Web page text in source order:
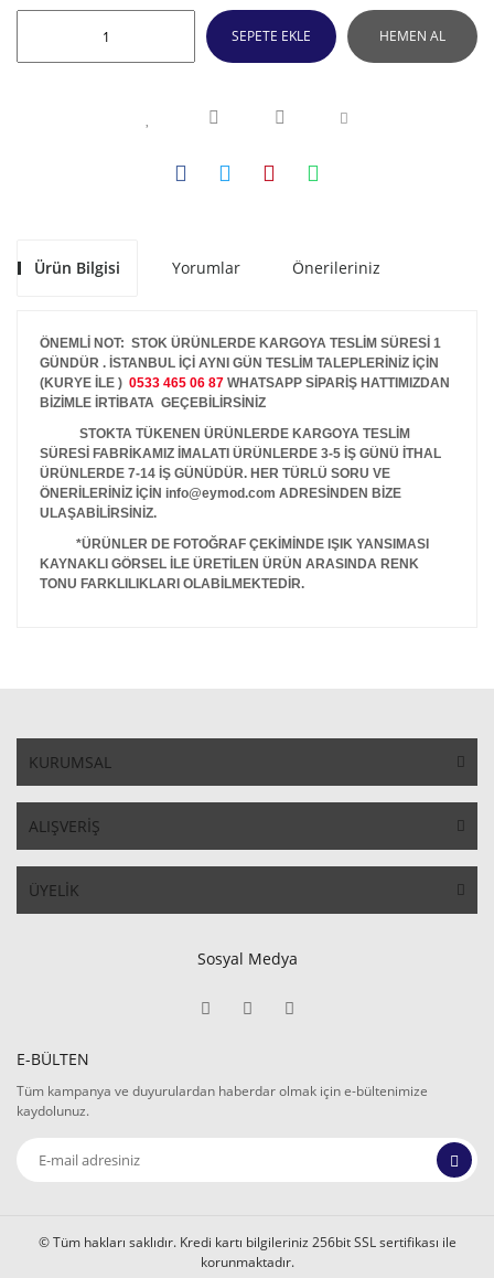
SEPETE EKLE HEMEN AL
Ürün Bilgisi Yorumlar Önerileriniz
ÖNEMLİ NOT: STOK ÜRÜNLERDE KARGOYA TESLİM SÜRESİ 1
GÜNDÜR . İSTANBUL İÇİ AYNI GÜN TESLİM TALEPLERİNİZ İÇİN
(KURYE İLE ) 0533 465 06 87 WHATSAPP SİPARİŞ HATTIMIZDAN
BİZİMLE İRTİBATA GEÇEBİLİRSİNİZ
STOKTA TÜKENEN ÜRÜNLERDE KARGOYA TESLİM
SÜRESİ FABRİKAMIZ İMALATI ÜRÜNLERDE 3-5 İŞ GÜNÜ İTHAL
ÜRÜNLERDE 7-14 İŞ GÜNÜDÜR. HER TÜRLÜ SORU VE
ÖNERİLERİNİZ İÇİN info@eymod.com ADRESİNDEN BİZE
ULAŞABİLİRSİNİZ.
*ÜRÜNLER DE FOTOĞRAF ÇEKİMİNDE IŞIK YANSIMASI
KAYNAKLI GÖRSEL İLE ÜRETİLEN ÜRÜN ARASINDA RENK
TONU FARKLILIKLARI OLABİLMEKTEDİR.
KURUMSAL
ALIŞVERİŞ
ÜYELİK
Sosyal Medya
E-BÜLTEN
Tüm kampanya ve duyurulardan haberdar olmak için e-bültenimize
kaydolunuz.
© Tüm hakları saklıdır. Kredi kartı bilgileriniz 256bit SSL sertifikası ile
korunmaktadır.